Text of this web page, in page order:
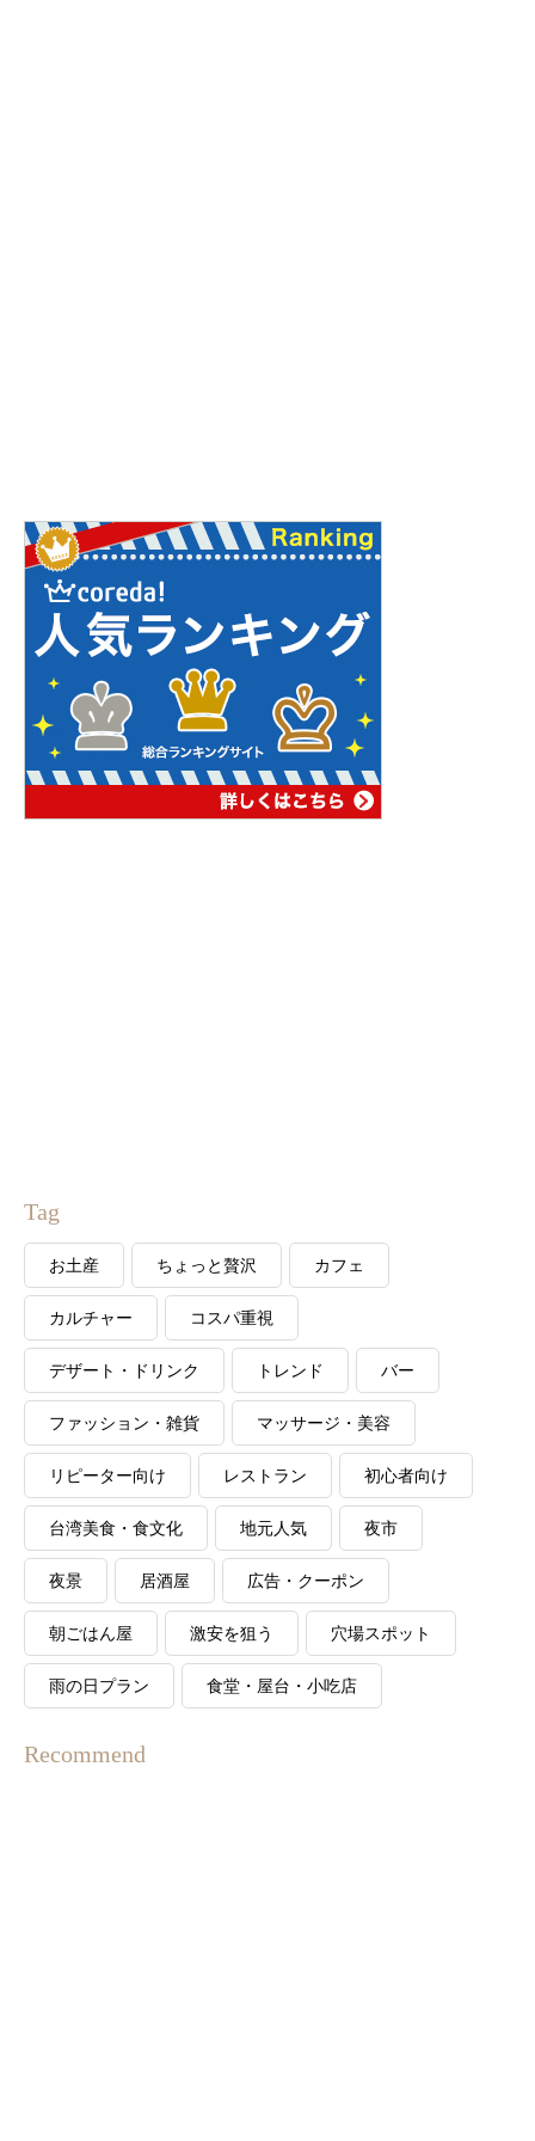
Tag
お土産 ちょっと贅沢 カフェ
カルチャー コスパ重視
デザート・ドリンク トレンド バー
ファッション・雑貨 マッサージ・美容
リピーター向け レストラン 初心者向け
台湾美食・食文化 地元人気 夜市
夜景 居酒屋 広告・クーポン
朝ごはん屋 激安を狙う 穴場スポット
雨の日プラン 食堂・屋台・小吃店
Recommend